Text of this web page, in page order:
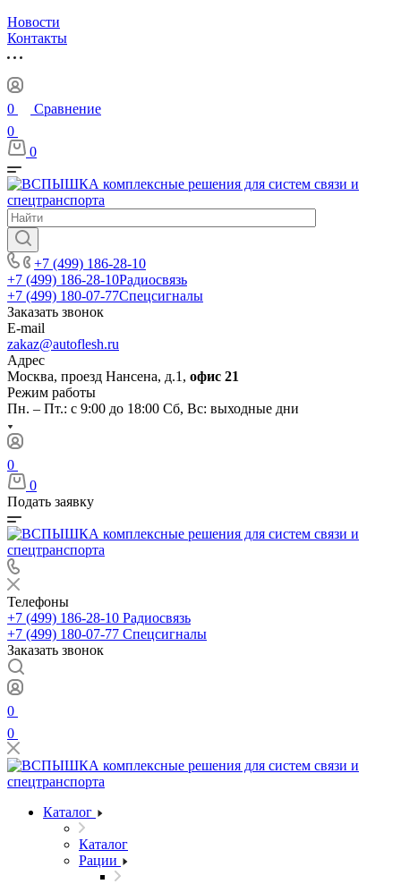
Новости
Контакты
0
Сравнение
0
0
+7 (499) 186-28-10
+7 (499) 186-28-10Радиосвязь
+7 (499) 180-07-77Спецсигналы
Заказать звонок
E-mail
zakaz@autoflesh.ru
Адрес
Москва, проезд Нансена, д.1, офис 21
Режим работы
Пн. – Пт.: с 9:00 до 18:00 Cб, Вс: выходные дни
0
0
Подать заявку
Телефоны
+7 (499) 186-28-10 Радиосвязь
+7 (499) 180-07-77 Спецсигналы
Заказать звонок
0
0
Каталог
Каталог
Рации